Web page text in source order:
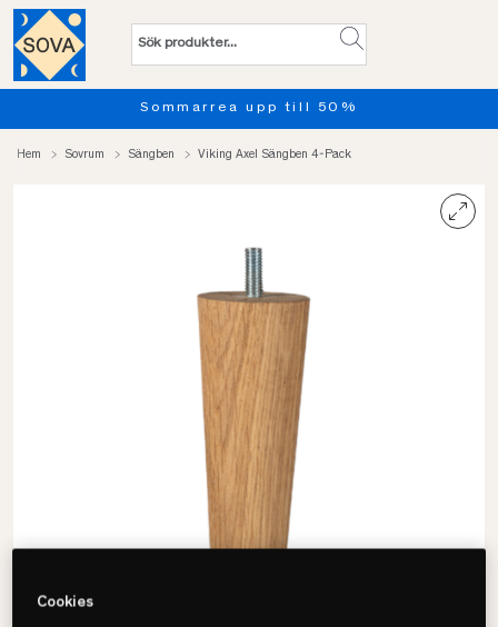
Sommarrea upp till 50%
Hem Sovrum Sängben Viking Axel Sängben 4-Pack
Cookies